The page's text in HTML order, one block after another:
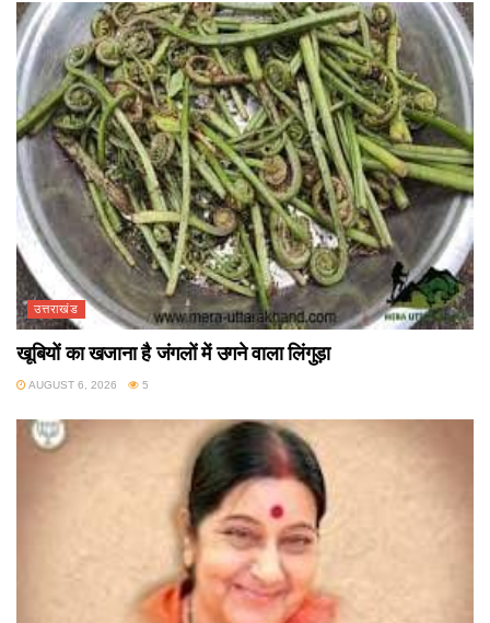
उत्तराखंड
खूबियों का खजाना है जंगलों में उगने वाला लिंगुड़ा
AUGUST 6, 2026 5